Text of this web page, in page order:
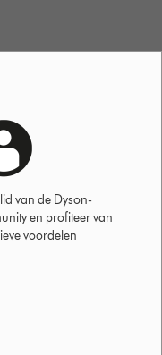
van de Dyson-
en profiteer van
voordelen